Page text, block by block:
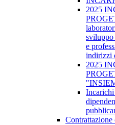
2025
sviluppo
e
indirizzi
2025
Contrattazione